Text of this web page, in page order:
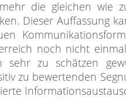
die gleichen wie
Dieser Auffassung
noch nicht
zu schätzen
zu bewertenden